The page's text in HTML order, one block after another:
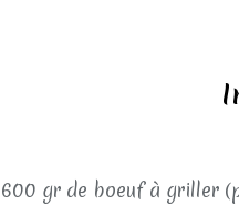
600 gr de boeuf à griller